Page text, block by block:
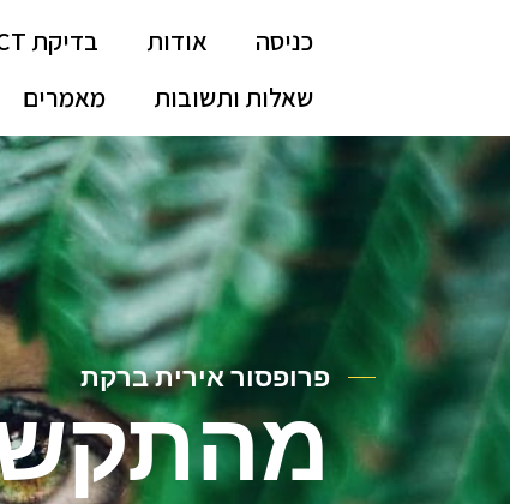
כניסה אודות בדיקת OCT
שאלות ותשובות
מאמרים
פרופסור אירית ברקת